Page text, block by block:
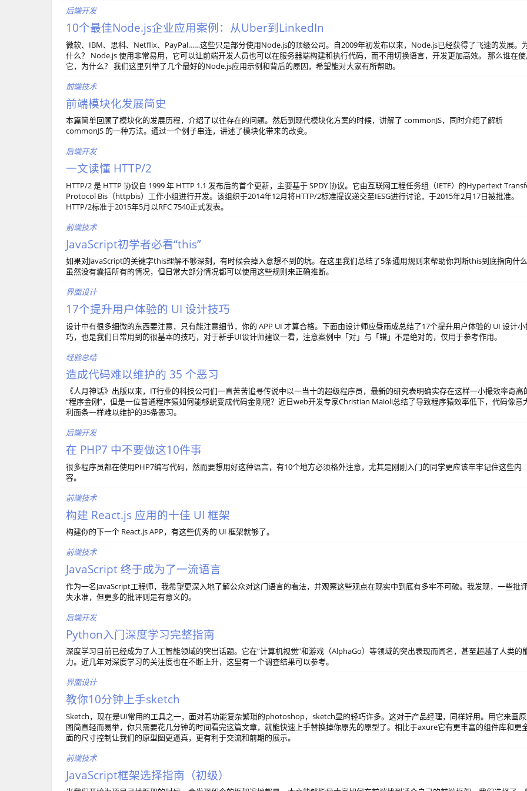
后端开发
10个最佳Node.js企业应用案例：从Uber到LinkedIn
微软、IBM、思科、Netflix、PayPal……这些只是部分使用Node.js的顶级公司。自2009年初发布以来，Node.js已经获得了飞速的发展。
什么？ Node.js 使用非常易用，它可以让前端开发人员也可以在服务器端构建和执行代码，而不用切换语言，开发更加高效。 那么谁在使
它，为什么？ 我们这里列举了几个最好的Node.js应用示例和背后的原因，希望能对大家有所帮助。
前端技术
前端模块化发展简史
本篇简单回顾了模块化的发展历程，介绍了以往存在的问题。然后到现代模块化方案的时候，讲解了 commonJS，同时介绍了解析
commonJS 的一种方法。通过一个例子串连，讲述了模块化带来的改变。
后端开发
一文读懂 HTTP/2
HTTP/2 是 HTTP 协议自 1999 年 HTTP 1.1 发布后的首个更新，主要基于 SPDY 协议。它由互联网工程任务组（IETF）的Hypertext
Protocol Bis（httpbis）工作小组进行开发。该组织于2014年12月将HTTP/2标准提议递交至IESG进行讨论，于2015年2月17日被批准。
HTTP/2标准于2015年5月以RFC 7540正式发表。
前端技术
JavaScript初学者必看“this”
如果对JavaScript的关键字this理解不够深刻，有时候会掉入意想不到的坑。在这里我们总结了5条通用规则来帮助你判断this到底指向什么
虽然没有囊括所有的情况，但日常大部分情况都可以使用这些规则来正确推断。
界面设计
17个提升用户体验的 UI 设计技巧
设计中有很多细微的东西要注意，只有能注意细节，你的 APP UI 才算合格。下面由设计师应昼雨成总结了17个提升用户体验的 UI 设计小
巧，也是我们日常用到的很基本的技巧，对于新手UI设计师建议一看，注意案例中「对」与「错」不是绝对的，仅用于参考作用。
经验总结
造成代码难以维护的 35 个恶习
《人月神话》出版以来，IT行业的科技公司们一直苦苦追寻传说中以一当十的超级程序员，最新的研究表明确实存在这样一小撮效率奇高
“程序金刚”，但是一位普通程序猿如何能够蜕变成代码金刚呢？近日web开发专家Christian Maioli总结了导致程序猿效率低下，代码像意
利面条一样难以维护的35条恶习。
后端开发
在 PHP7 中不要做这10件事
很多程序员都在使用PHP7编写代码，然而要想用好这种语言，有10个地方必须格外注意，尤其是刚刚入门的同学更应该牢牢记住这些内
容。
前端技术
构建 React.js 应用的十佳 UI 框架
构建你的下一个 React.js APP，有这些优秀的 UI 框架就够了。
前端技术
JavaScript 终于成为了一流语言
作为一名JavaScript工程师，我希望更深入地了解公众对这门语言的看法，并观察这些观点在现实中到底有多牢不可破。我发现，一些批
失水准，但更多的批评则是有意义的。
后端开发
Python入门深度学习完整指南
深度学习目前已经成为了人工智能领域的突出话题。它在“计算机视觉”和游戏（AlphaGo）等领域的突出表现而闻名，甚至超越了人类的
力。近几年对深度学习的关注度也在不断上升，这里有一个调查结果可以参考。
界面设计
教你10分钟上手sketch
Sketch，现在是UI常用的工具之一，面对着功能复杂繁琐的photoshop，sketch显的轻巧许多。这对于产品经理，同样好用。用它来画
图简直轻而易举，你只需要花几分钟的时间看完这篇文章，就能快速上手替换掉你原先的原型了。相比于axure它有更丰富的组件库和更
面的尺寸控制让我们的原型图更逼真，更有利于交流和前期的展示。
前端技术
JavaScript框架选择指南（初级）